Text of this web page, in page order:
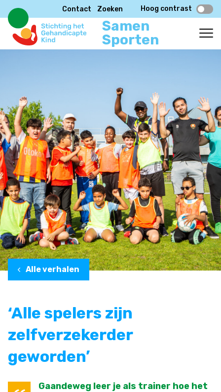
Contact Zoeken Hoog contrast
Samen
Sporten
Alle verhalen
‘Alle spelers zijn
zelfverzekerder
geworden’
Gaandeweg leer je als trainer hoe het